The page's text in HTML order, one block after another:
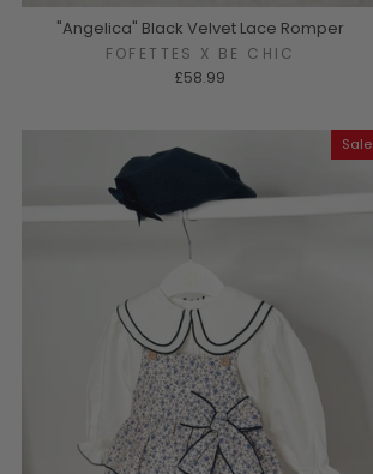
"Angelica" Black Velvet Lace Romper
FOFETTES X BE CHIC
£58.99
Sale